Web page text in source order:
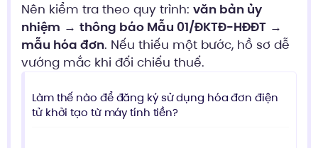
Nên kiểm tra theo quy trình: văn bản ủy
nhiệm → thông báo Mẫu 01/ĐKTĐ-HĐĐT →
mẫu hóa đơn. Nếu thiếu một bước, hồ sơ dễ
vướng mắc khi đối chiếu thuế.
Làm thế nào để đăng ký sử dụng hóa đơn điện
tử khởi tạo từ máy tính tiền?